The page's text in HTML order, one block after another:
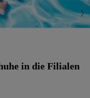
in die Filialen